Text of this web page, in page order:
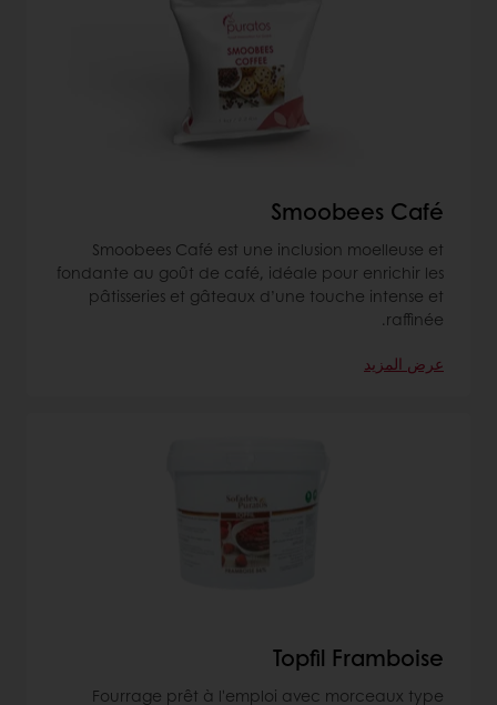
Smoobees Café
Smoobees Café est une inclusion moelleuse et
fondante au goût de café, idéale pour enrichir les
pâtisseries et gâteaux d’une touche intense et
raffinée.
عرض المزيد
Topfil Framboise
Fourrage prêt à l'emploi avec morceaux type